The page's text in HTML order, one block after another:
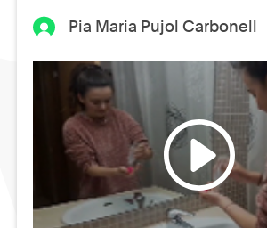
Pia Maria Pujol Carbonell